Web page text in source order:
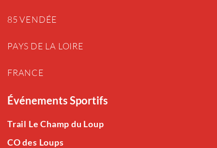
85 VENDÉE
PAYS DE LA LOIRE
FRANCE
Événements Sportifs
Trail Le Champ du Loup
CO des Loups